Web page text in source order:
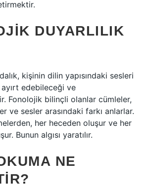
DUYARLILIK
kişinin dilin yapısındaki sesleri
edebileceği ve
Fonolojik bilinçli olanlar cümleler,
ve sesler arasındaki farkı anlarlar.
her heceden oluşur ve her
Bunun algısı yaratılır.
NE